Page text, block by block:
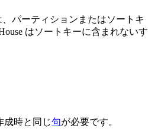
パーティションまたはソートキ
はソートキーに含まれないす
成時と同じ句が必要です。